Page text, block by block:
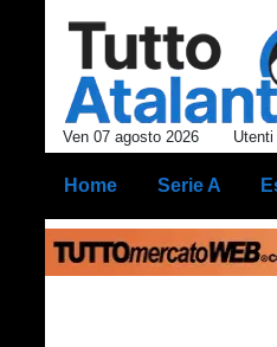
Ven 07 agosto 2026
Home Serie A